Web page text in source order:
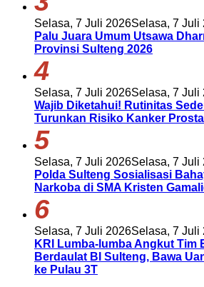
Selasa, 7 Juli 2026Selasa, 7 Juli
Palu Juara Umum Utsawa
Provinsi Sulteng 2026
4
Selasa, 7 Juli 2026Selasa, 7 Juli
Wajib Diketahui! Rutinitas
Turunkan Risiko Kanker
5
Selasa, 7 Juli 2026Selasa, 7 Juli
Polda Sulteng Sosialisasi
Narkoba di SMA Kristen
6
Selasa, 7 Juli 2026Selasa, 7 Juli
KRI Lumba-lumba Angkut Tim
Berdaulat BI Sulteng, Bawa
ke Pulau 3T